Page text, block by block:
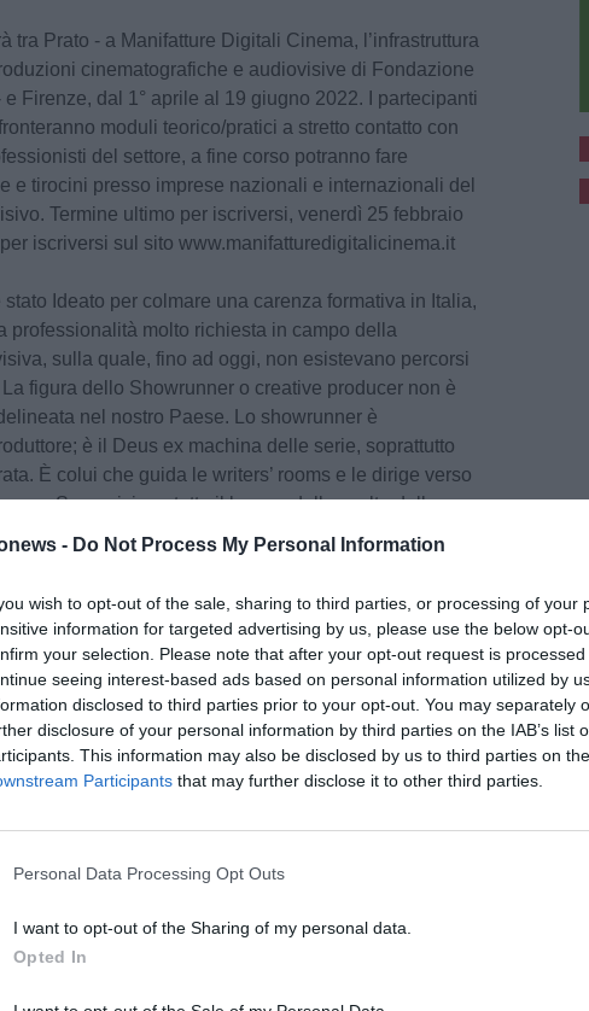
- Do Not Process My Personal Information
wish to opt-out of the sale, sharing to third parties, or processing of your
information for targeted advertising by us, please use the below opt-
your selection. Please note that after your opt-out request is
seeing interest-based ads based on personal information utilized by
disclosed to third parties prior to your opt-out. You may separately
disclosure of your personal information by third parties on the IAB’s list
This information may also be disclosed by us to third parties on the
Participants that may further disclose it to other third parties.
Personal Data Processing Opt Outs
I want to opt-out of the Sharing of my personal data.
Opted In
tra Prato - a Manifatture Digitali Cinema, l’infrastruttura
cinematografiche e audiovisive di Fondazione
e Firenze, dal 1° aprile al 19 giugno 2022. I partecipanti
moduli teorico/pratici a stretto contatto con
del settore, a fine corso potranno fare
e tirocini presso imprese nazionali e internazionali del
Termine ultimo per iscriversi, venerdì 25 febbraio
iscriversi sul sito www.manifatturedigitalicinema.it
Ideato per colmare una carenza formativa in Italia,
professionalità molto richiesta in campo della
sulla quale, fino ad oggi, non esistevano percorsi
figura dello Showrunner o creative producer non è
nel nostro Paese. Lo showrunner è
è il Deus ex machina delle serie, soprattutto
È colui che guida le writers’ rooms e le dirige verso
Supervisiona tutto il lavoro: dalla scelta delle
dalla pre-produzione alla post-produzione.
quello di creare il primo laboratorio italiano dedicato
professione dello Showrunner, andando a definire un
essere replicato in altre regioni italiane. A tal fine, il
insegnamenti multilivello, partendo da una
arricchita attraverso laboratori, incontri seminariali e
Lab vuole essere un punto di riferimento per la figura
Italia, ed essere un incubatore di nuove idee, progetti
Lab
è rivolto a giovani diplomati (18-25 anni) con la
per le serie tv, per la scrittura, l'organizzazione,